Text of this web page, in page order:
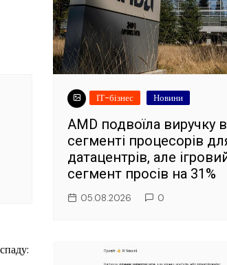
ІТ-бізнес Новини
AMD подвоїла виручку в
сегменті процесорів
датацентрів, але
сегмент просів на 31%
05.08.2026 0